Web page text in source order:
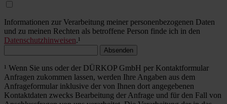
Informationen zur Verarbeitung meiner personenbezogenen Daten
und zu meinen Rechten als betroffene Person finde ich in den
Datenschutzhinweisen.¹
Absenden
¹ Wenn Sie uns oder der DÜRKOP GmbH per Kontaktformular
Anfragen zukommen lassen, werden Ihre Angaben aus dem
Anfrageformular inklusive der von Ihnen dort angegebenen
Kontaktdaten zwecks Bearbeitung der Anfrage und für den Fall von